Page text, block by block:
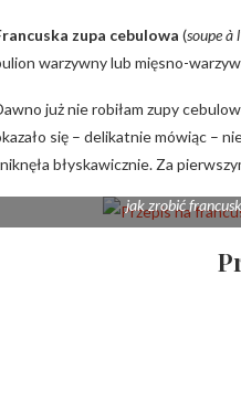
zupa cebulowa (soupe à
warzywny lub mięsno-
już nie robiłam zupy
się – delikatnie mówiąc –
błyskawicznie. Za
jak zrobić